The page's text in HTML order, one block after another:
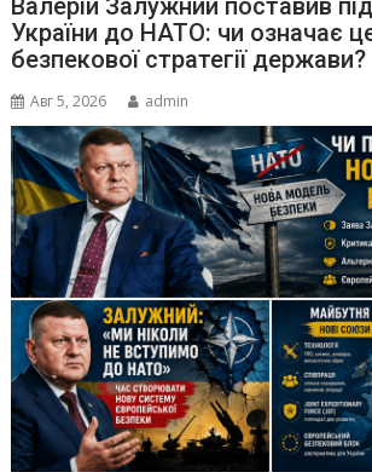
України до НАТО: чи означає
безпекової стратегії держави?
Авг 5, 2026 admin